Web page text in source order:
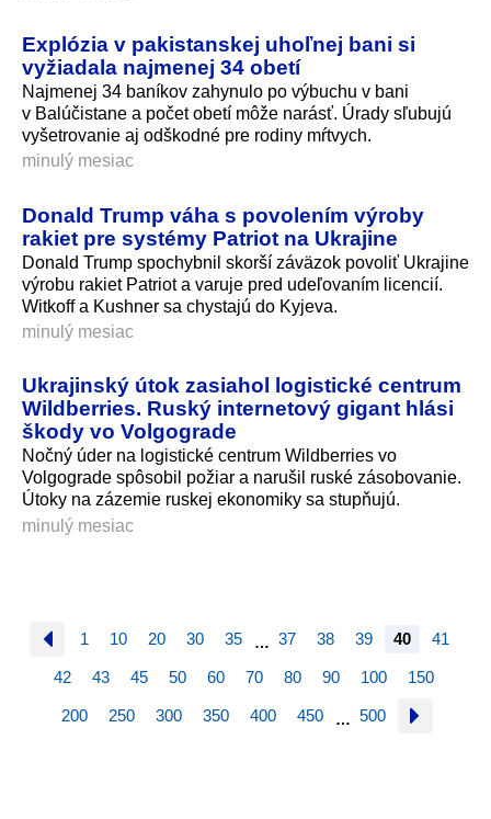
Explózia v pakistanskej uhoľnej bani si
vyžiadala najmenej 34 obetí
Najmenej 34 baníkov zahynulo po výbuchu v bani
v Balúčistane a počet obetí môže narásť. Úrady sľubujú
vyšetrovanie aj odškodné pre rodiny mŕtvych.
minulý mesiac
Donald Trump váha s povolením výroby
rakiet pre systémy Patriot na Ukrajine
Donald Trump spochybnil skorší záväzok povoliť Ukrajine
výrobu rakiet Patriot a varuje pred udeľovaním licencií.
Witkoff a Kushner sa chystajú do Kyjeva.
minulý mesiac
Ukrajinský útok zasiahol logistické centrum
Wildberries. Ruský internetový gigant hlási
škody vo Volgograde
Nočný úder na logistické centrum Wildberries vo
Volgograde spôsobil požiar a narušil ruské zásobovanie.
Útoky na zázemie ruskej ekonomiky sa stupňujú.
minulý mesiac
1 10 20 30 35 … 37 38 39 40 41
42 43 45 50 60 70 80 90 100 150
200 250 300 350 400 450 … 500